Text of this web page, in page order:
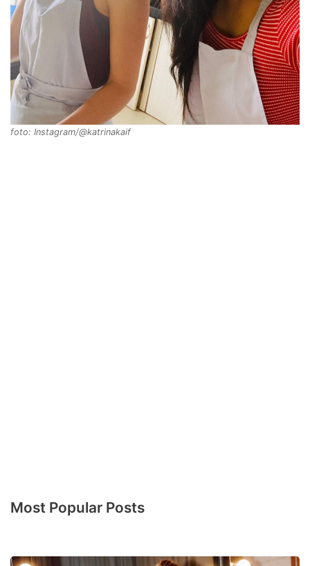
foto: Instagram/@katrinakaif
Most Popular Posts